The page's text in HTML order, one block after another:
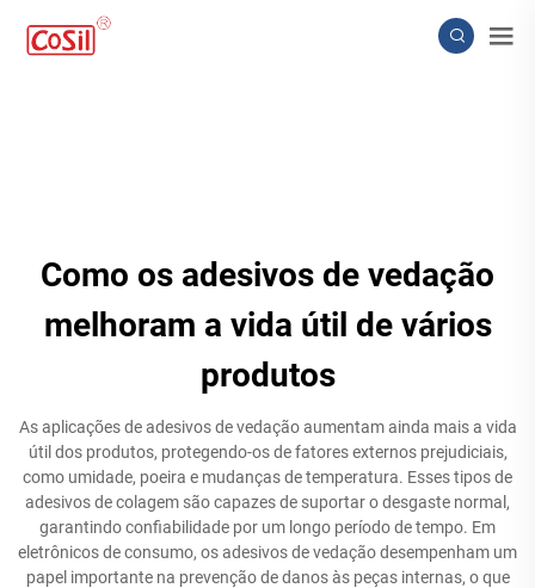
Como os adesivos de vedação
melhoram a vida útil de vários
produtos
As aplicações de adesivos de vedação aumentam ainda mais a vida
útil dos produtos, protegendo-os de fatores externos prejudiciais,
como umidade, poeira e mudanças de temperatura. Esses tipos de
adesivos de colagem são capazes de suportar o desgaste normal,
garantindo confiabilidade por um longo período de tempo. Em
eletrônicos de consumo, os adesivos de vedação desempenham um
papel importante na prevenção de danos às peças internas, o que